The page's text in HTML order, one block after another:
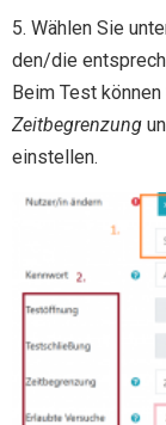
5. Wählen Sie
den/die
Beim Test
Zeitbegrenzung
einstellen.